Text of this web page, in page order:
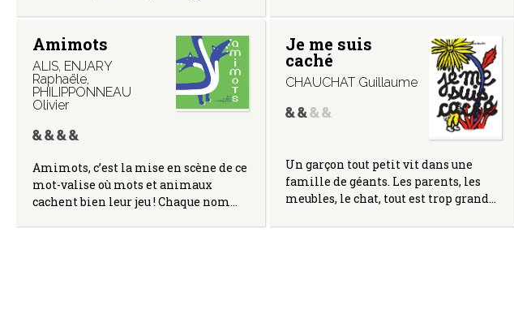
Amimots
ALIS, ENJARY
Raphaële,
PHILIPPONNEAU
Olivier
Amimots, c’est la mise en scène de ce
mot-valise où mots et animaux
cachent bien leur jeu ! Chaque nom…
Je me suis
caché
CHAUCHAT Guillaume
Un garçon tout petit vit dans une
famille de géants. Les parents, les
meubles, le chat, tout est trop grand…